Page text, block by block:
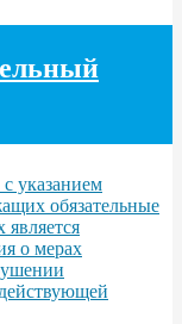
указанием
обязательные
о мерах